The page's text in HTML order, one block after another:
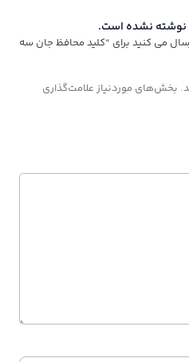
نوشته نشده است.
می کنید برای “کلید محافظ جان سه
بخش‌های موردنیاز علامت‌گذاری